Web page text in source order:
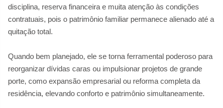
disciplina, reserva financeira e muita atenção às condições
contratuais, pois o patrimônio familiar permanece alienado até a
quitação total.
Quando bem planejado, ele se torna ferramental poderoso para
reorganizar dívidas caras ou impulsionar projetos de grande
porte, como expansão empresarial ou reforma completa da
residência, elevando conforto e patrimônio simultaneamente.